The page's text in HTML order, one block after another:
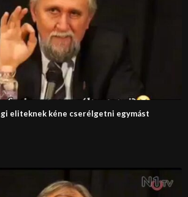
eliteknek kéne cserélgetni egymást